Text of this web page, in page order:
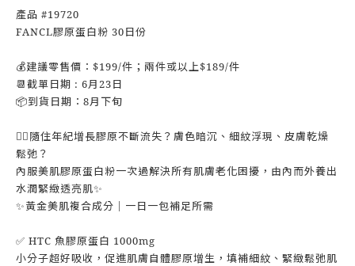
產品 #19720
FANCL膠原蛋白粉 30日份
💰建議零售價：$199/件；兩件或以上$189/件
📆截單日期 : 6月23日
📦到貨日期：8月下旬
💆‍♀️隨住年紀增長膠原不斷流失？膚色暗沉、細紋浮現、皮膚乾燥
鬆弛？
內服美肌膠原蛋白粉一次過解決所有肌膚老化困擾，由內而外養出
水潤緊緻透亮肌✨
✨黃金美肌複合成分｜一日一包補足所需
✅ HTC 魚膠原蛋白 1000mg
小分子超好吸收，促進肌膚自體膠原增生，填補細紋、緊緻鬆弛肌